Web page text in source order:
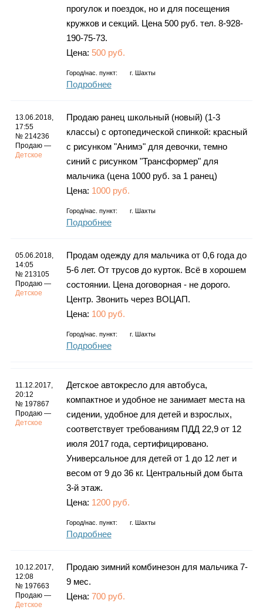
Фотогалерея
прогулок и поездок, но и для посещения
кружков и секций. Цена 500 руб. тел. 8-928-
190-75-73.
Цена: 500 руб.
Город/нас. пункт: г. Шахты
Подробнее
13.06.2018,
17:55
№ 214236
Продаю —
Детское
Продаю ранец школьный (новый) (1-3
классы) с ортопедической спинкой: красный
с рисунком "Анимэ" для девочки, темно
синий с рисунком "Трансформер" для
мальчика (цена 1000 руб. за 1 ранец)
Цена: 1000 руб.
Город/нас. пункт: г. Шахты
Подробнее
05.06.2018,
14:05
№ 213105
Продаю —
Детское
Продам одежду для мальчика от 0,6 года до
5-6 лет. От трусов до курток. Всё в хорошем
состоянии. Цена договорная - не дорого.
Центр. Звонить через BOЦАП.
Цена: 100 руб.
Город/нас. пункт: г. Шахты
Подробнее
11.12.2017,
20:12
№ 197867
Продаю —
Детское
Детское автокресло для автобуса,
компактное и удобное не занимает места на
сидении, удобное для детей и взрослых,
соответствует требованиям ПДД 22,9 от 12
июля 2017 года, сертифицировано.
Универсальное для детей от 1 до 12 лет и
весом от 9 до 36 кг. Центральный дом быта
3-й этаж.
Цена: 1200 руб.
Город/нас. пункт: г. Шахты
Подробнее
10.12.2017,
12:08
№ 197663
Продаю —
Детское
Продаю зимний комбинезон для мальчика 7-
9 мес.
Цена: 700 руб.